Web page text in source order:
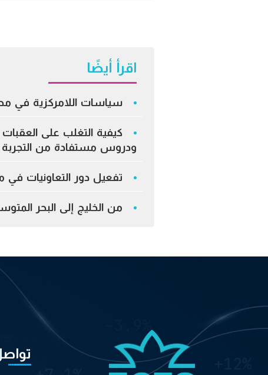
اقرأ أيضًا
سياسات اللامركزية في
كيفية التغلب على العقبات
ودروس مستفادة من التجربة
تفعيل دور التعاونيات في
من الخليج إلى البحر